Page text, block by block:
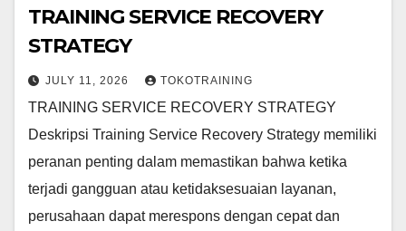
TRAINING SERVICE RECOVERY
STRATEGY
JULY 11, 2026 TOKOTRAINING
TRAINING SERVICE RECOVERY STRATEGY
Deskripsi Training Service Recovery Strategy memiliki
peranan penting dalam memastikan bahwa ketika
terjadi gangguan atau ketidaksesuaian layanan,
perusahaan dapat merespons dengan cepat dan